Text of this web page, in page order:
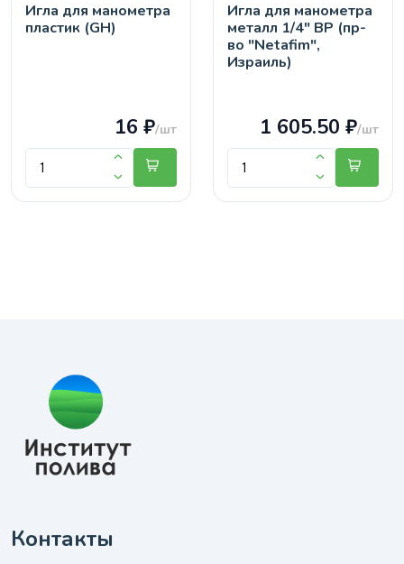
Игла для манометра
пластик (GH)
16 ₽/шт
Игла для манометра
металл 1/4" ВР (пр-
во "Netafim",
Израиль)
1 605.50 ₽/шт
Контакты